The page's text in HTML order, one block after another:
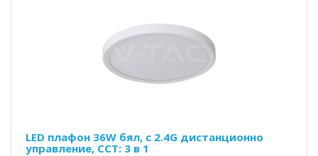
LED плафон 36W бял, с 2.4G дистанционно
управление, CCT: 3 в 1